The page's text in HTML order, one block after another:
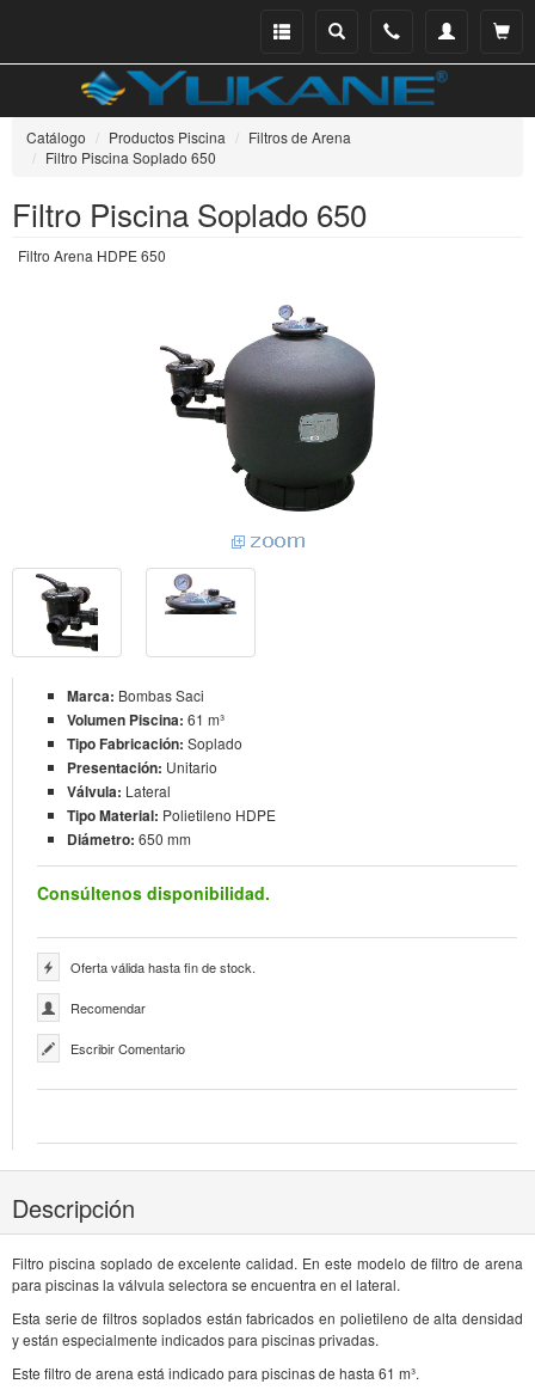
Ver
Mi
Teléfono
Buscar
Menu
Catálogo Productos Piscina
Filtros de Arena
Filtro Piscina Soplado 650
Filtro Piscina Soplado 650
Filtro Arena HDPE 650
Marca: Bombas Saci
Volumen Piscina: 61 m³
Tipo Fabricación: Soplado
Presentación: Unitario
Válvula: Lateral
Tipo Material: Polietileno HDPE
Diámetro: 650 mm
Consúltenos disponibilidad.
Oferta válida hasta fin de stock.
Recomendar
Escribir Comentario
Descripción
Filtro piscina soplado de excelente calidad. En este modelo de filtro de arena
para piscinas la válvula selectora se encuentra en el lateral.
Esta serie de filtros soplados están fabricados en polietileno de alta densidad
y están especialmente indicados para piscinas privadas.
Este filtro de arena está indicado para piscinas de hasta 61 m³.